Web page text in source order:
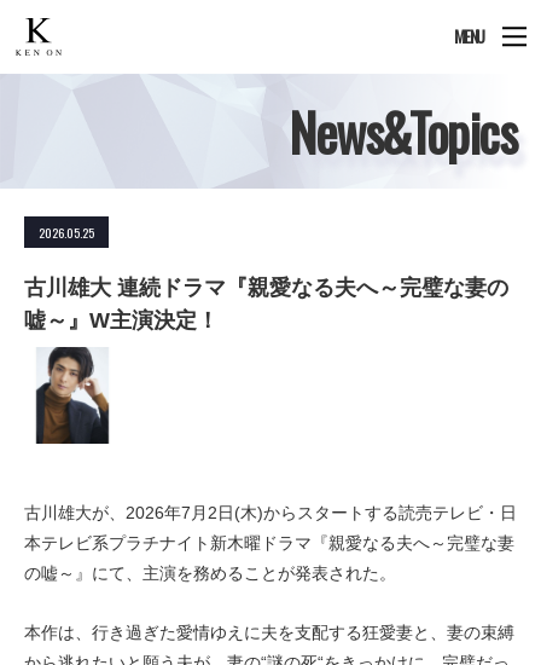
MENU
News&Topics
2026.05.25
古川雄大 連続ドラマ『親愛なる夫へ～完璧な妻の
嘘～』W主演決定！
古川雄大が、2026年7月2日(木)からスタートする読売テレビ・日
本テレビ系プラチナイト新木曜ドラマ『親愛なる夫へ～完璧な妻
の嘘～』にて、主演を務めることが発表された。
本作は、行き過ぎた愛情ゆえに夫を支配する狂愛妻と、妻の束縛